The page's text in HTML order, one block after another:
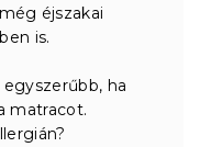
éjszakai
is.
ha
matracot.